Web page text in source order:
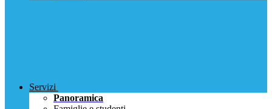
Servizi
Panoramica